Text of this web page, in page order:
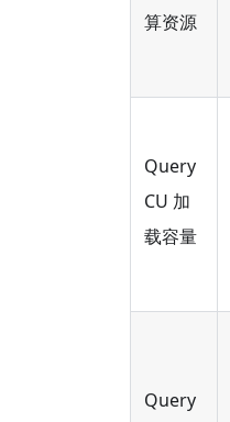
算资源
Query
CU 加
载容量
Query